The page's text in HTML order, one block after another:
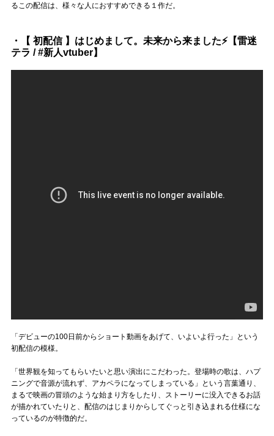
るこの配信は、様々な人におすすめできる１作だ。
・【 初配信 】はじめまして。未来から来ました⚡【雷迷
テラ / #新人vtuber】
「デビューの100日前からショート動画をあげて、いよいよ行った」という
初配信の模様。
「世界観を知ってもらいたいと思い演出にこだわった。登場時の歌は、ハプ
ニングで音源が流れず、アカペラになってしまっている」という言葉通り、
まるで映画の冒頭のような始まり方をしたり、ストーリーに没入できるお話
が描かれていたりと、配信のはじまりからしてぐっと引き込まれる仕様にな
っているのが特徴的だ。